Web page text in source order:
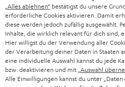
„Alles ablehnen“ bestätigst du unsere
erforderliche Cookies aktivieren. Damit
diese werden jedoch zufällig ausgewählt.
Inhalte, die wirklich relevant für dich sind,
Hier willigst du der Verwendung aller
der Verarbeitung deiner Daten in Staaten
eine individuelle Auswahl kannst du jede
bzw. deaktivieren und mit „Auswahl
Alle Einwilligungen kannst du unter